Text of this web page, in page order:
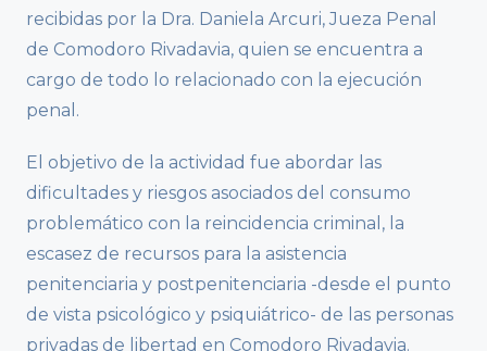
recibidas por la Dra. Daniela Arcuri, Jueza Penal
de Comodoro Rivadavia, quien se encuentra a
cargo de todo lo relacionado con la ejecución
penal.
El objetivo de la actividad fue abordar las
dificultades y riesgos asociados del consumo
problemático con la reincidencia criminal, la
escasez de recursos para la asistencia
penitenciaria y postpenitenciaria -desde el punto
de vista psicológico y psiquiátrico- de las personas
privadas de libertad en Comodoro Rivadavia.